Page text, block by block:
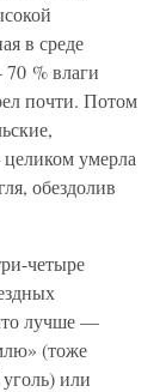
в среде
% влаги
почти. Потом
умерла
обездолив
четыре
лучше —
(тоже
или